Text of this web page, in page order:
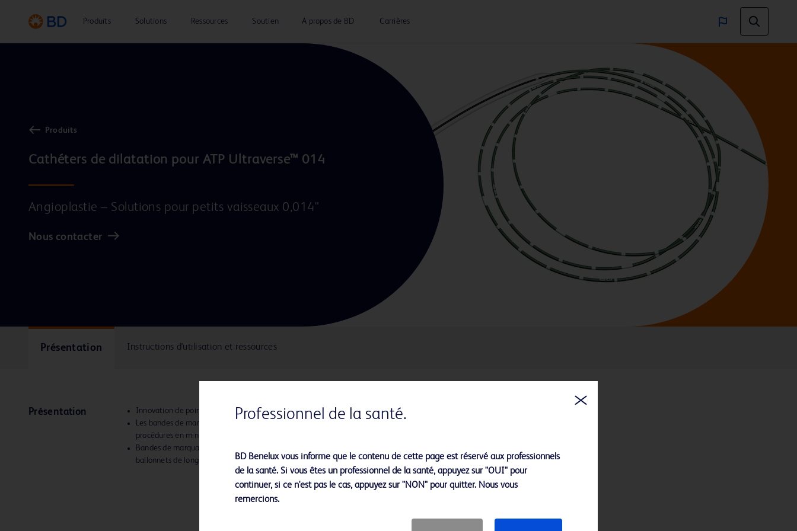
Produits Solutions Ressources Soutien A propos de BD Carrières
Produits
Cathéters de dilatation pour ATP Ultraverse™ 014
Angioplastie – Solutions pour petits vaisseaux 0,014"
Nous contacter
Présentation Instructions d'utilisation et ressources
Présentation
Innovation de pointe pour des performances exceptionnelles
Les bandes de marquage GeoAlign™ sont conçues pour optimiser les
procédures en minimisant l’exposition à la radioscopie**
Bandes de marquage doubles conçues pour une visibilité accrue pour les
ballonnets de longueurs supérieures ou égales à 100 mm
Professionnel de la santé.
BD Benelux vous informe que le contenu de cette page est réservé aux professionnels
de la santé. Si vous êtes un professionnel de la santé, appuyez sur "OUI" pour
continuer, si ce n'est pas le cas, appuyez sur "NON" pour quitter. Nous vous
remercions.